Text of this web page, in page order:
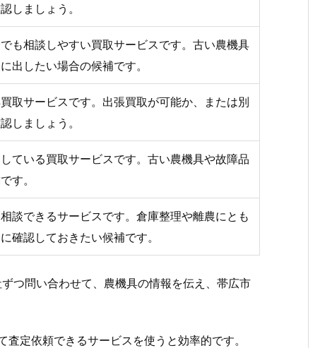
しましょう。
も相談しやすい買取サービスです。古い農機具
出したい場合の候補です。
取サービスです。出張買取が可能か、または別
しましょう。
ている買取サービスです。古い農機具や故障品
す。
談できるサービスです。倉庫整理や離農にとも
確認しておきたい候補です。
つ問い合わせて、農機具の情報を伝え、帯広市
定依頼できるサービスを使うと効率的です。